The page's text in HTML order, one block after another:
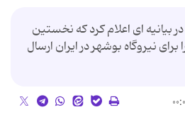
بیانیه ای اعلام کرد که نخستین
نیروگاه بوشهر در ایران ارسال